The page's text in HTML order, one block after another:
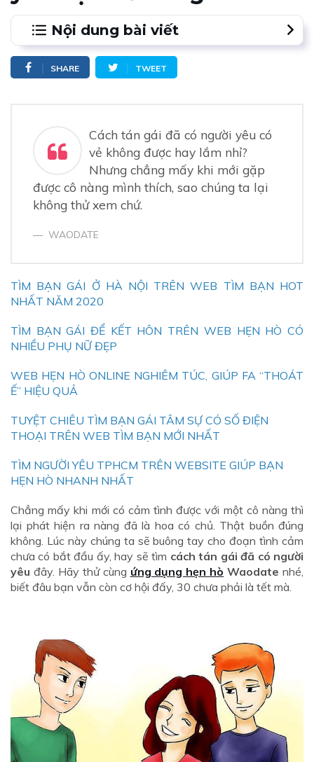
Nội dung bài viết
1.1. Phát cho nàng tín hiệu
2.2. Lấy lòng nàng
4. Trở thành một quý ông lãng mạn và thấu hiểu
SHARE TWEET
Cách tán gái đã có người yêu có
vẻ không được hay lắm nhỉ?
Nhưng chẳng mấy khi mới gặp
được cô nàng mình thích, sao chúng ta lại
không thử xem chứ.
WAODATE
TÌM BẠN GÁI Ở HÀ NỘI TRÊN WEB TÌM BẠN HOT
NHẤT NĂM 2020
TÌM BẠN GÁI ĐỂ KẾT HÔN TRÊN WEB HẸN HÒ CÓ
NHIỀU PHỤ NỮ ĐẸP
WEB HẸN HÒ ONLINE NGHIÊM TÚC, GIÚP FA “THOÁT
Ế” HIỆU QUẢ
TUYỆT CHIÊU TÌM BẠN GÁI TÂM SỰ CÓ SỐ ĐIỆN
THOẠI TRÊN WEB TÌM BẠN MỚI NHẤT
TÌM NGƯỜI YÊU TPHCM TRÊN WEBSITE GIÚP BẠN
HẸN HÒ NHANH NHẤT
Chẳng mấy khi mới có cảm tình được với một cô nàng thì
lại phát hiện ra nàng đã là hoa có chủ. Thật buồn đúng
không. Lúc này chúng ta sẽ buông tay cho đoạn tình cảm
chưa có bắt đầu ấy, hay sẽ tìm cách tán gái đã có người
yêu đây. Hãy thử cùng ứng dụng hẹn hò Waodate nhé,
biết đâu bạn vẫn còn cơ hội đấy, 30 chưa phải là tết mà.